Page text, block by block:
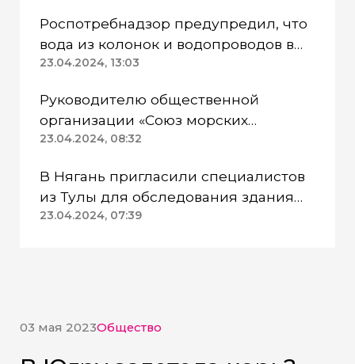
Роспотребнадзор предупредил, что
вода из колонок и водопроводов в
Казанском районе непригодна для
23.04.2024, 13:03
Руководителю общественной
организации «Союз морских
пехотинцев» Югры вынесли
23.04.2024, 08:32
В Нягань пригласили специалистов
из Тулы для обследования здания
ДК «Геолог»
23.04.2024, 07:39
03 мая 2023Общество